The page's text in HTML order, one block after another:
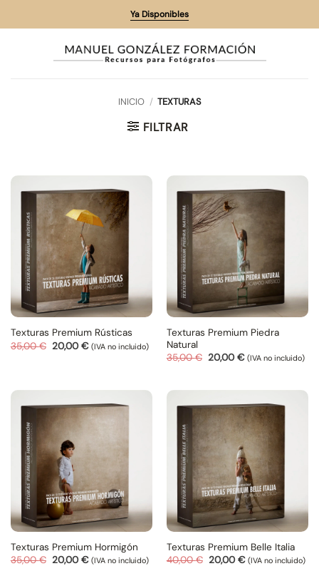
al
Ya Disponibles
INICIO / TEXTURAS
FILTRAR
Texturas Premium Rústicas
35,00€ El
precio
20,00€El
precio
(IVA no incluido)
Texturas Premium Piedra
Natural
35,00€ El
precio
35,00 €.
20,00€El
precio
20,00 €.
(IVA no incluido)
Texturas Premium Hormigón
35,00€ El
precio
20,00€El
precio
(IVA no incluido)
Texturas Premium Belle Italia
40,00€ El
precio
20,00€El
precio
(IVA no incluido)